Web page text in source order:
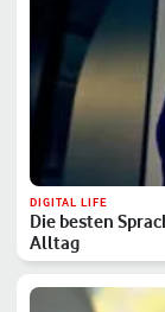
DIGITAL LIFE
Die besten
Alltag